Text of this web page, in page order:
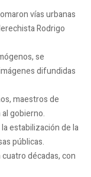
vías urbanas
Rodrigo
se
difundidas
maestros de
gobierno.
estabilización de la
públicas.
décadas, con